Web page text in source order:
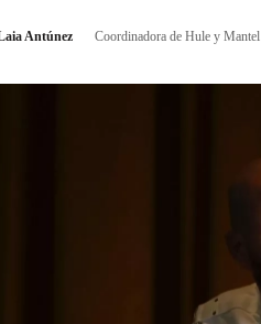
Antúnez Coordinadora de Hule y Mantel